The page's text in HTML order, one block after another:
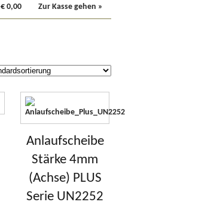
Zur Kasse gehen »
€ 0,00
Anlaufscheibe
Stärke 4mm
(Achse) PLUS
Serie UN2252